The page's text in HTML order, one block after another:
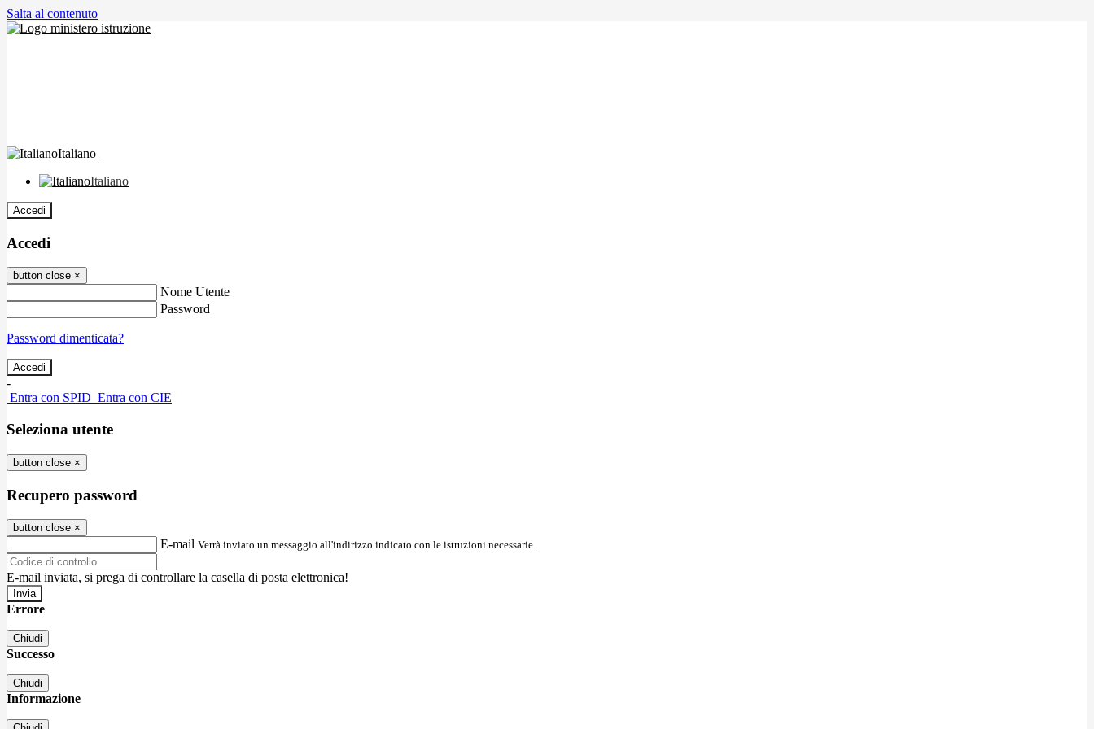
Salta al contenuto
Italiano
Italiano
Accedi
Accedi
button close ×
Nome Utente
Password
Password dimenticata?
-
Entra con SPID Entra con CIE
Seleziona utente
button close ×
Recupero password
button close ×
E-mail Verrà inviato un messaggio all'indirizzo indicato con le istruzioni necessarie.
E-mail inviata, si prega di controllare la casella di posta elettronica!
Errore
Chiudi
Successo
Chiudi
Informazione